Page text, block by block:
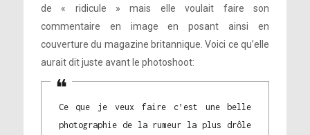
de « ridicule » mais elle voulait faire son
commentaire en image en posant ainsi en
couverture du magazine britannique. Voici ce qu’elle
aurait dit juste avant le photoshoot:
Ce que je veux faire c’est une belle
photographie de la rumeur la plus drôle